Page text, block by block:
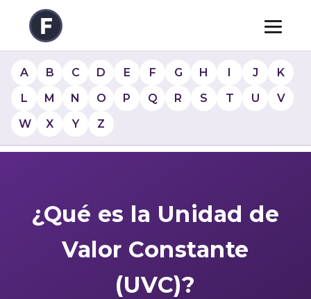
A B C D E F G H I J
K
L
M N O P Q R S T U
V
W
X Y Z
¿Qué es la Unidad de
Valor Constante
(UVC)?